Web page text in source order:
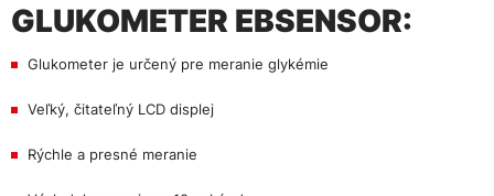
GLUKOMETER EBSENSOR:
Glukometer je určený pre meranie glykémie
Veľký, čitateľný LCD displej
Rýchle a presné meranie